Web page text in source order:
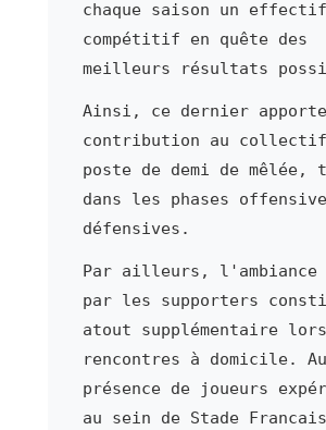
chaque saison un effectif
compétitif en quête des
meilleurs résultats
Ainsi, ce dernier
contribution au
poste de demi de mêlée,
dans les phases
défensives.
Par ailleurs, l'ambiance
par les supporters
atout supplémentaire
rencontres à domicile.
présence de joueurs
au sein de Stade Francais